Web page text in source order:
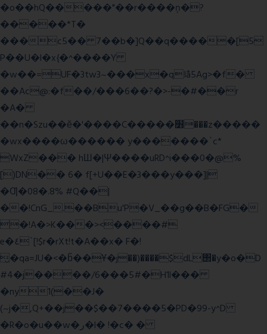
�o��hQ�����"��r����ņ�?
�����*T�
���c5�� 7��b�]Q��q�����[5
P��U�l�x{�^����Y
�w��=UF�3tw3~���x�qIå5Ag>�f�
��Ac@:�f��/���6��?�>-�#��r
�A�
��n�Szu��ӗ�'����C�����׻���z�����
�wx����ω������ y�������`c*
WxZ��� hШ�|Ψ����uRD^i���0�@%
[)DN�� 6� f[+U��E�3���y���]|
�Ƣ�08�.8% #Q��|
��!CnG_.��Bu'P�V_��g��B�FG�
�!A�>K���><����#
e�٤`[!$r�rXt!t�A��x� F�!
̮�qa=JU�<�b̃��Ұ�j��)����$dL΢�y�o�D
#4�j����/6���5#�H1l���
�ny1(��J�
(~j�,Q+��j��$��7����5�PD�99-y^D
�R�o�u��w�ر�l� !�c� �